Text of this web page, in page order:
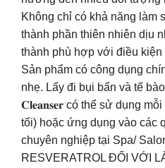
Không chỉ có khả năng làm
thành phần thiên nhiên dịu
thành phù hợp với điều
Sản phẩm có công dụng
nhẹ. Lấy đi bụi bẩn và tế bào
𝐂𝐥𝐞𝐚𝐧𝐬𝐞𝐫 có thể sử dụng
tối) hoặc ứng dụng vào các
chuyên nghiệp tại Spa/
RESVERATROL ĐỐI VỚI